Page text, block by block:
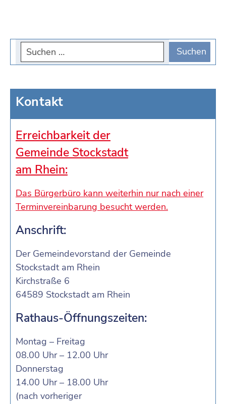
Kontakt
Erreichbarkeit der
Gemeinde Stockstadt
am Rhein:
Das Bürgerbüro kann weiterhin nur nach einer
Terminvereinbarung besucht werden.
Anschrift:
Der Gemeindevorstand der Gemeinde
Stockstadt am Rhein
Kirchstraße 6
64589 Stockstadt am Rhein
Rathaus-Öffnungszeiten:
Montag – Freitag
08.00 Uhr – 12.00 Uhr
Donnerstag
14.00 Uhr – 18.00 Uhr
(nach vorheriger